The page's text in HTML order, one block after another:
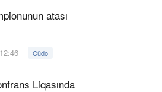
atası
Cüdo
Liqasında